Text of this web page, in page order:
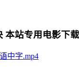
站专用电影下
中字.mp4